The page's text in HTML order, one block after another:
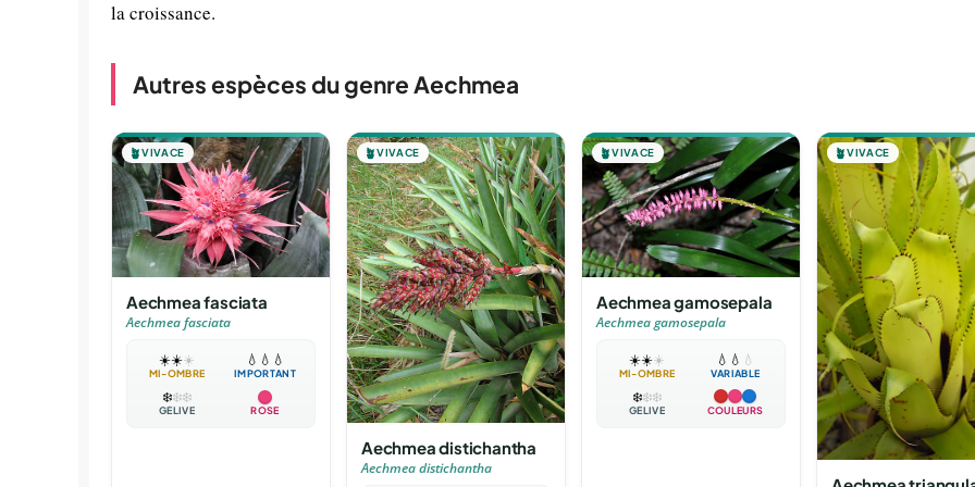
la croissance.
Autres espèces du genre Aechmea
🪴VIVACE
Aechmea fasciata
Aechmea fasciata
☀️☀️☀️
MI-OMBRE
💧 💧 💧
IMPORTANT
❄️❄️❄️
GÉLIVE ROSE
🪴VIVACE
Aechmea distichantha
Aechmea distichantha
🪴VIVACE
Aechmea gamosepala
Aechmea gamosepala
☀️☀️☀️
MI-OMBRE
💧 💧 💧
VARIABLE
❄️❄️❄️
GÉLIVE COULEURS
🪴VIVACE